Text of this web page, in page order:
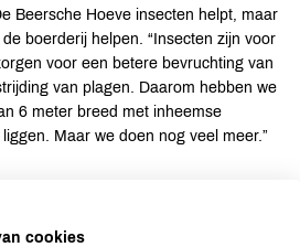
Beersche Hoeve insecten helpt, maar
boerderij helpen. “Insecten zijn voor
voor een betere bevruchting van
van plagen. Daarom hebben we
6 meter breed met inheemse
Maar we doen nog veel meer.”
Bijmaand heeft Odin speciale
cookies